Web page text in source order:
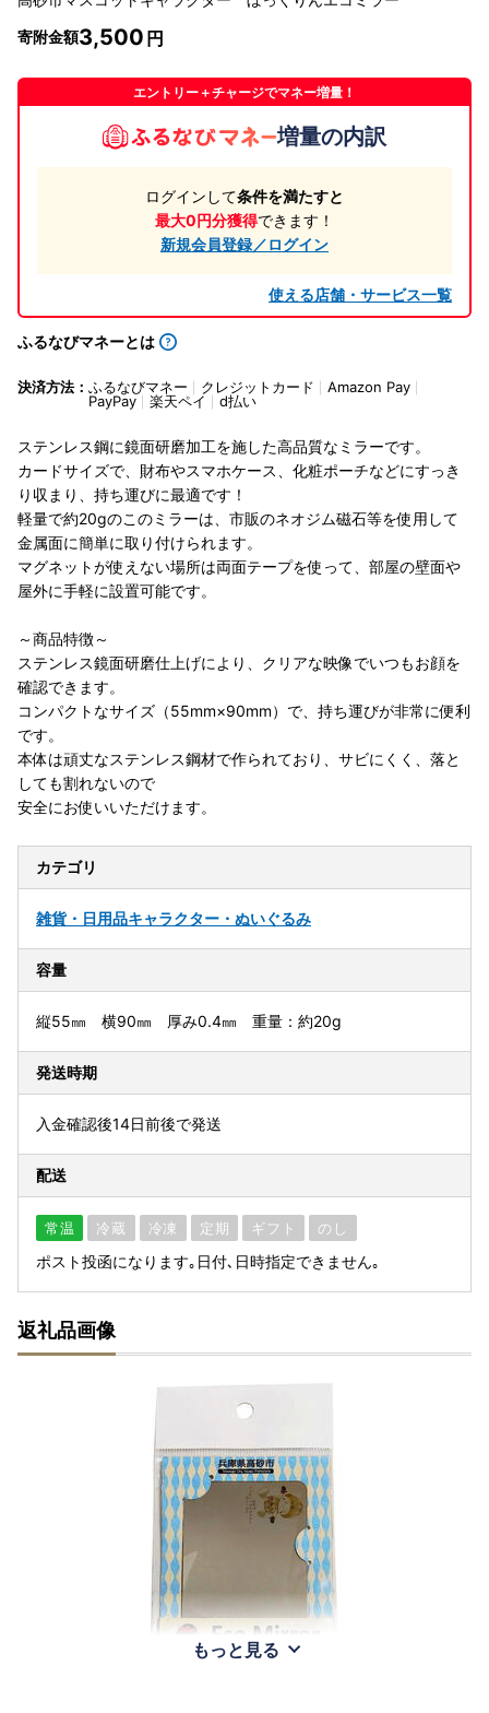
寄附金額3,500
エントリー＋チャージでマネー増量！
増量の内訳
ログインして条件を満たすと
最大0円分獲得できます！
新規会員登録／ログイン
使える店舗・サービス一覧
ふるなびマネーとは
決済方法： ふるなびマネー クレジットカード
Amazon Pay
PayPay
楽天ペイ d払い
ステンレス鋼に鏡面研磨加工を施した高品質なミラーです。
カードサイズで、財布やスマホケース、化粧ポーチなどにすっき
り収まり、持ち運びに最適です！
軽量で約20gのこのミラーは、市販のネオジム磁石等を使用して
金属面に簡単に取り付けられます。
マグネットが使えない場所は両面テープを使って、部屋の壁面や
屋外に手軽に設置可能です。
～商品特徴～
ステンレス鏡面研磨仕上げにより、クリアな映像でいつもお顔を
確認できます。
コンパクトなサイズ（55mm×90mm）で、持ち運びが非常に便利
です。
本体は頑丈なステンレス鋼材で作られており、サビにくく、落と
しても割れないので
安全にお使いいただけます。
カテゴリ
雑貨・日用品キャラクター・ぬいぐるみ
容量
縦55㎜ 横90㎜ 厚み0.4㎜ 重量：約20g
発送時期
入金確認後14日前後で発送
配送
常温 冷蔵 冷凍 定期 ギフト のし
ポスト投函になります｡日付､日時指定できません｡
返礼品画像
もっと見る